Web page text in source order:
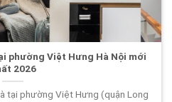
phường Việt Hưng Hà Nội mới
2026
tại phường Việt Hưng (quận Long